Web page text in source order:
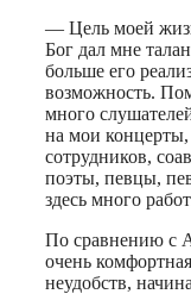
— Цель моей
Бог дал мне
больше его
возможность.
много
на мои
сотрудников,
поэты, певцы,
здесь много
По сравнению с
очень
неудобств,